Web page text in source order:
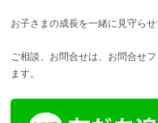
お子さまの成長を一緒に見守ら
ご相談、お問合せは、お問合せ
ます。